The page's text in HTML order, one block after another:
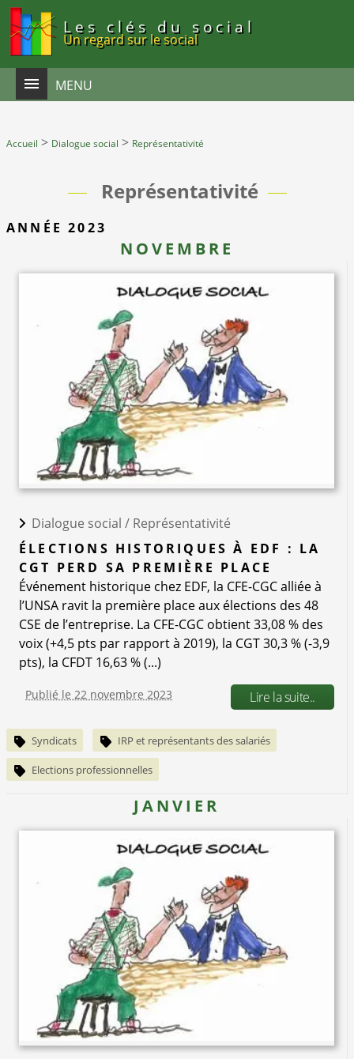
Les clés du social
Un regard sur le social
MENU
Accueil > Dialogue social > Représentativité
Représentativité
ANNÉE 2023
NOVEMBRE
Dialogue social / Représentativité
ÉLECTIONS HISTORIQUES À EDF : LA
CGT PERD SA PREMIÈRE PLACE
Événement historique chez EDF, la CFE-CGC alliée à
l’UNSA ravit la première place aux élections des 48
CSE de l’entreprise. La CFE-CGC obtient 33,08 % des
voix (+4,5 pts par rapport à 2019), la CGT 30,3 % (-3,9
pts), la CFDT 16,63 % (...)
Publié le 22 novembre 2023 Lire la suite..
Syndicats IRP et représentants des salariés
Elections professionnelles
JANVIER
Panneau de gestion des cookies